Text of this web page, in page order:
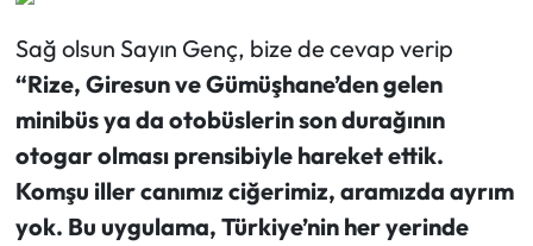
Sağ olsun Sayın Genç, bize de cevap verip
“Rize, Giresun ve Gümüşhane’den gelen
minibüs ya da otobüslerin son durağının
otogar olması prensibiyle hareket ettik.
Komşu iller canımız ciğerimiz, aramızda ayrım
yok. Bu uygulama, Türkiye’nin her yerinde